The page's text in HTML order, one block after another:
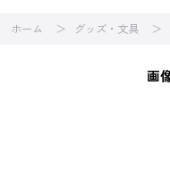
ホーム グッズ・文具
画